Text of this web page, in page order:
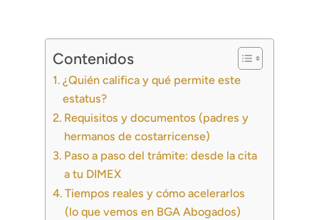
Contenidos
¿Quién califica y qué permite este
estatus?
Requisitos y documentos (padres y
hermanos de costarricense)
Paso a paso del trámite: desde la cita
a tu DIMEX
Tiempos reales y cómo acelerarlos
(lo que vemos en BGA Abogados)